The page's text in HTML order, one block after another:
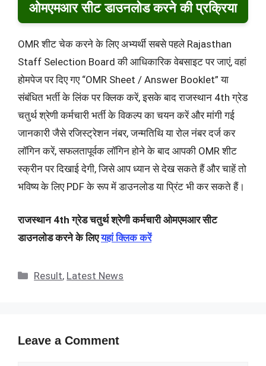
ओमएमआर सीट डाउनलोड करने की प्रक्रिया
OMR शीट चेक करने के लिए अभ्यर्थी सबसे पहले Rajasthan
Staff Selection Board की आधिकारिक वेबसाइट पर जाएं, वहां
होमपेज पर दिए गए “OMR Sheet / Answer Booklet” या
संबंधित भर्ती के लिंक पर क्लिक करें, इसके बाद राजस्थान 4th ग्रेड
चतुर्थ श्रेणी कर्मचारी भर्ती के विकल्प का चयन करें और मांगी गई
जानकारी जैसे रजिस्ट्रेशन नंबर, जन्मतिथि या रोल नंबर दर्ज कर
लॉगिन करें, सफलतापूर्वक लॉगिन होने के बाद आपकी OMR शीट
स्क्रीन पर दिखाई देगी, जिसे आप ध्यान से देख सकते हैं और चाहें तो
भविष्य के लिए PDF के रूप में डाउनलोड या प्रिंट भी कर सकते हैं।
राजस्थान 4th ग्रेड चतुर्थ श्रेणी कर्मचारी ओमएमआर सीट
डाउनलोड करने के लिएयहां क्लिक करें
Categories
Result, Latest News
Leave a Comment